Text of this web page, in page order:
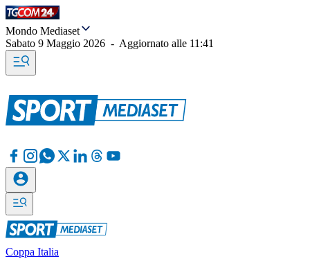
Mondo Mediaset
Sabato 9 Maggio 2026 - Aggiornato alle 11:41
Coppa Italia